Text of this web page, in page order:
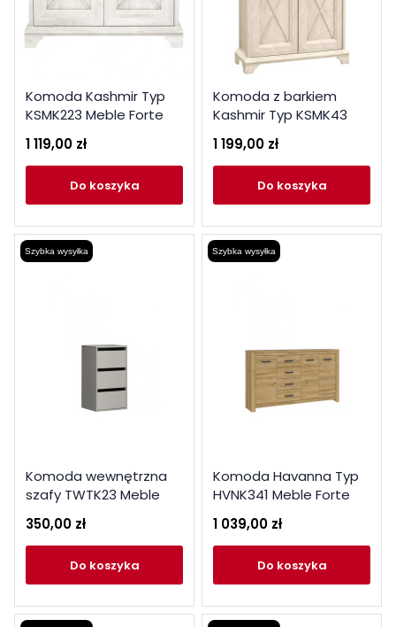
Komoda Kashmir Typ
KSMK223 Meble Forte
Kolekcja Kashmir
1 119,00 zł
do koszyka
Komoda z barkiem
Kashmir Typ KSMK43
Meble Forte Kolekcja
Kashmir
1 199,00 zł
do koszyka
Szybka wysyłka
Komoda wewnętrzna
szafy TWTK23 Meble
Forte
350,00 zł
do koszyka
Szybka wysyłka
Komoda Havanna Typ
HVNK341 Meble Forte
Kolekcja Havanna
1 039,00 zł
do koszyka